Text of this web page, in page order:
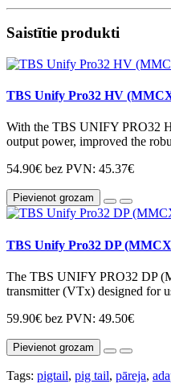
Saistītie produkti
TBS Unify Pro32 HV
With the TBS UNIFY PRO32
output power, improved the
54.90€ bez PVN: 45.37€
Pievienot grozam
TBS Unify Pro32 DP
The TBS UNIFY PRO32 DP
transmitter (VTx) designed for
59.90€ bez PVN: 49.50€
Pievienot grozam
Tags: pigtail, pig tail, pāreja,